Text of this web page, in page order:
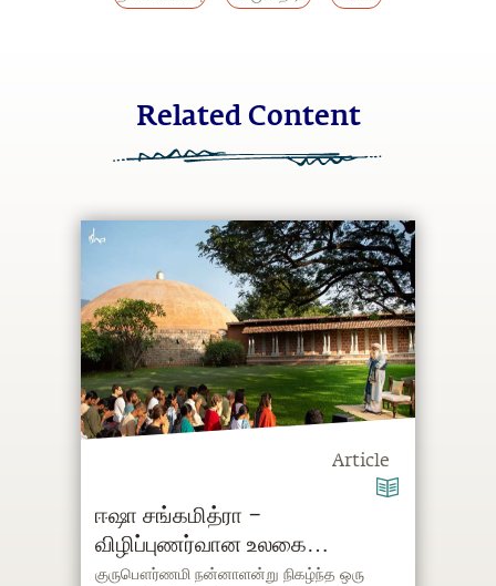
Related Content
Article
ஈஷா சங்கமித்ரா –
விழிப்புணர்வான உலகை
கட்டமைப்போம்
குருபௌர்ணமி நன்னாளன்று நிகழ்ந்த ஒரு